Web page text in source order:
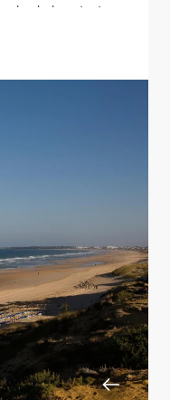
den bekanntesten
Trotz
weist der
ursprünglichen
dieser
Urlaubern
Stränden,
bis Oktober die
in die
Ausgangspunkt
ist der
eingebettet in die